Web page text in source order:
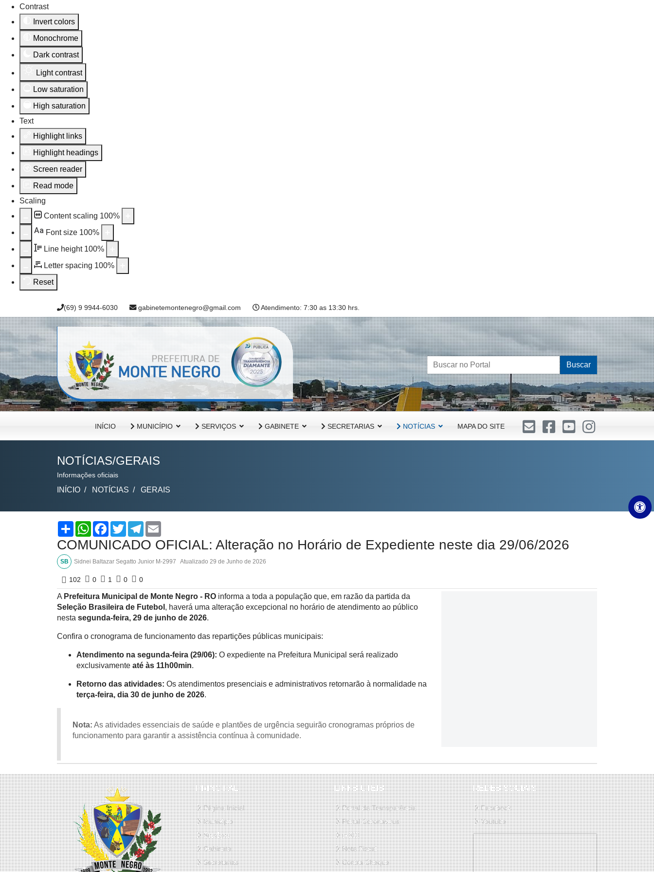
Contrast
Invert colors
Monochrome
Dark contrast
Light contrast
Low saturation
High saturation
Text
Highlight links
Highlight headings
Screen reader
Read mode
Scaling
Content scaling 100%
Aa Font size 100%
Line height 100%
Letter spacing 100%
Reset
(69) 9 9944-6030 gabinetemontenegro@gmail.com Atendimento: 7:30 as 13:30 hrs.
Buscar
INÍCIO MUNICÍPIO SERVIÇOS GABINETE SECRETARIAS NOTÍCIAS MAPA DO SITE
NOTÍCIAS/GERAIS
Informações oficiais
INÍCIO NOTÍCIAS GERAIS
ShareWhatsAppFacebook
TwitterTelegram
COMUNICADO OFICIAL: Alteração no Horário de Expediente neste dia 29/06/2026
SB Sidnei Baltazar Segatto Junior M-2997 Atualizado 29 de Junho de 2026
102 0 1 0 0
A Prefeitura Municipal de Monte Negro - RO informa a toda a população que, em razão da partida da
Seleção Brasileira de Futebol , haverá uma alteração excepcional no horário de atendimento ao público
nesta segunda-feira, 29 de junho de 2026.
Confira o cronograma de funcionamento das repartições públicas municipais:
Atendimento na segunda-feira (29/06): O expediente na Prefeitura Municipal será realizado
exclusivamente até às 11h00min.
Retorno das atividades: Os atendimentos presenciais e administrativos retornarão à normalidade na
terça-feira, dia 30 de junho de 2026.
Nota: As atividades essenciais de saúde e plantões de urgência seguirão cronogramas próprios de
funcionamento para garantir a assistência contínua à comunidade.
PRINCIPAL
Página Inicial
Município
Serviços
Gabinete
Secretarias
LINKS ÚTEIS
Portal da Transparência
Portal Coronavirus
e-SIC
Nota Fiscal
Contra Cheque
REDES SOCIAIS
Facebook
Youtube